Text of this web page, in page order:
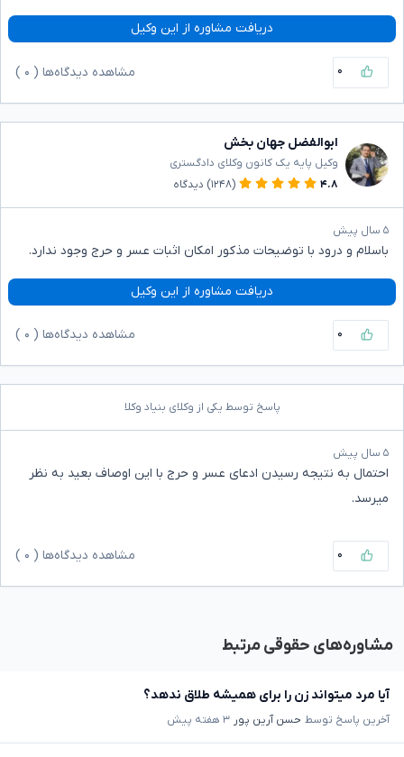
دریافت مشاوره از این وکیل
۰ مشاهده دیدگاه‌ها ( ۰
ابوالفضل جهان بخش
وکیل پایه یک کانون وکلای دادگستری
۴.۸
(۱۲۴۸) دیدگاه
۵ سال پیش
باسلام و درود با توضیحات مذکور امکان اثبات عسر و حرج وجود ندارد.
دریافت مشاوره از این وکیل
۰ مشاهده دیدگاه‌ها ( ۰
پاسخ توسط یکی از وکلای بنیاد وکلا
۵ سال پیش
احتمال به نتیجه رسیدن ادعای عسر و حرج با این اوصاف بعید به نظر
میرسد.
۰ مشاهده دیدگاه‌ها ( ۰
مشاوره‌های حقوقی مرتبط
آیا مرد میتواند زن را برای همیشه طلاق ندهد؟
آخرین پاسخ توسط حسن آرین پور ۳ هفته پیش